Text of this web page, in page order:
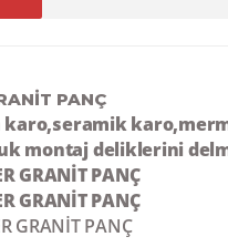
PANÇ
montaj deliklerini
GRANİT PANÇ
GRANİT PANÇ
GRANİT PANÇ